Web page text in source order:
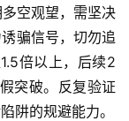
空观望，需坚决
骗信号，切勿追
倍以上，后续2
突破。反复验证
阱的规避能力。